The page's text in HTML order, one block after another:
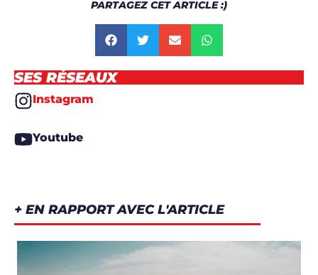
PARTAGEZ CET ARTICLE :)
SES RÉSEAUX
Instagram
Youtube
+ EN RAPPORT AVEC L'ARTICLE